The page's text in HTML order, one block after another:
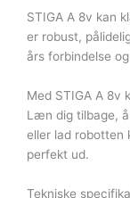
STIGA A 8v kan
er robust,
års forbindelse
Med STIGA A 8v
Læn dig tilbage,
eller lad robotten
perfekt ud.
Tekniske